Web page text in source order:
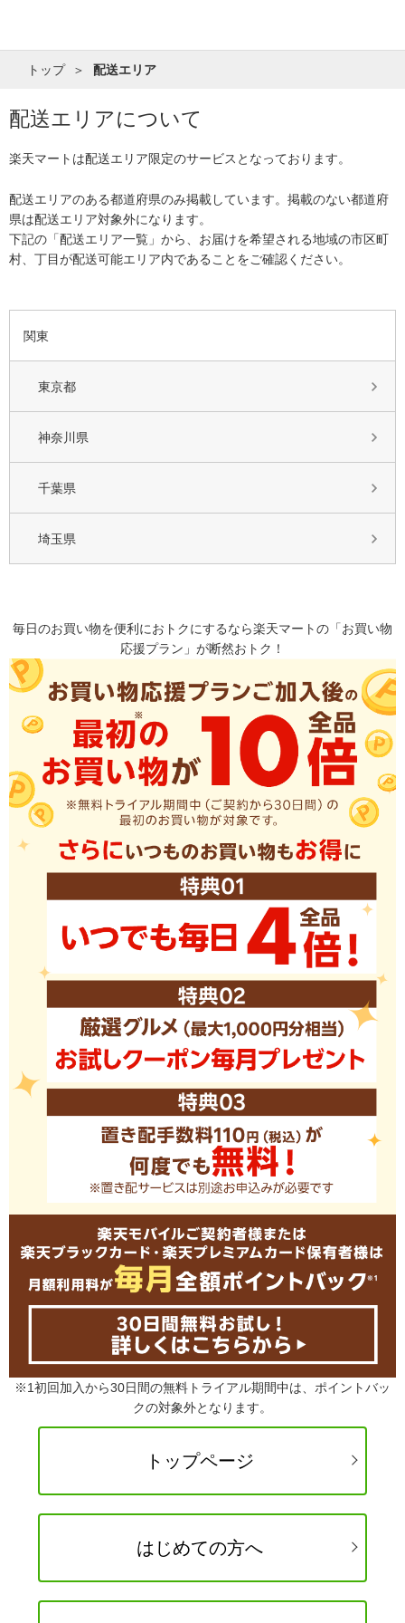
トップ 配送エリア
配送エリアについて
楽天マートは配送エリア限定のサービスとなっております。
配送エリアのある都道府県のみ掲載しています。掲載のない都道府
県は配送エリア対象外になります。
下記の「配送エリア一覧」から、お届けを希望される地域の市区町
村、丁目が配送可能エリア内であることをご確認ください。
関東
東京都
神奈川県
千葉県
埼玉県
毎日のお買い物を便利におトクにするなら楽天マートの「お買い物
応援プラン」が断然おトク！
※1初回加入から30日間の無料トライアル期間中は、ポイントバッ
クの対象外となります。
トップページ
はじめての方へ